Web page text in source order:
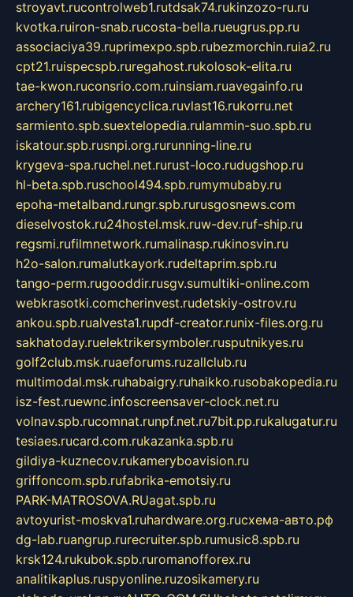
stroyavt.rucontrolweb1.rutdsak74.rukinzozo-ru.ru
kvotka.ruiron-snab.rucosta-bella.rueugrus.pp.ru
associaciya39.ruprimexpo.spb.rubezmorchin.ruia2.ru
cpt21.ruispecspb.ruregahost.rukolosok-elita.ru
tae-kwon.ruconsrio.com.ruinsiam.ruavegainfo.ru
archery161.rubigencyclica.ruvlast16.rukorru.net
sarmiento.spb.suextelopedia.rulammin-suo.spb.ru
iskatour.spb.rusnpi.org.rurunning-line.ru
krygeva-spa.ruchel.net.rurust-loco.rudugshop.ru
hl-beta.spb.ruschool494.spb.rumymubaby.ru
epoha-metalband.rungr.spb.rurusgosnews.com
dieselvostok.ru24hostel.msk.ruw-dev.ruf-ship.ru
regsmi.rufilmnetwork.rumalinasp.rukinosvin.ru
h2o-salon.rumalutkayork.rudeltaprim.spb.ru
tango-perm.rugooddir.rusgv.sumultiki-online.com
webkrasotki.comcherinvest.rudetskiy-ostrov.ru
ankou.spb.rualvesta1.rupdf-creator.runix-files.org.ru
sakhatoday.ruelektrikersymboler.rusputnikyes.ru
golf2club.msk.ruaeforums.ruzallclub.ru
multimodal.msk.ruhabaigry.ruhaikko.rusobakopedia.ru
isz-fest.ruewnc.infoscreensaver-clock.net.ru
volnav.spb.rucomnat.runpf.net.ru7bit.pp.rukalugatur.ru
tesiaes.rucard.com.rukazanka.spb.ru
gildiya-kuznecov.rukameryboavision.ru
griffoncom.spb.rufabrika-emotsiy.ru
PARK-MATROSOVA.RUagat.spb.ru
avtoyurist-moskva1.ruhardware.org.ruсхема-авто.рф
dg-lab.ruangrup.rurecruiter.spb.rumusic8.spb.ru
krsk124.rukubok.spb.ruromanofforex.ru
analitikaplus.ruspyonline.ruzosikamery.ru